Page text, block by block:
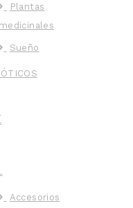
Plantas
medicinales
Sueño
Accesorios